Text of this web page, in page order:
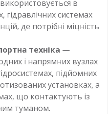
в
гідравлічних системах
де потрібні міцність
техніка —
і напрямних вузлах
підйомних
установках, а
що контактують із
туманом.